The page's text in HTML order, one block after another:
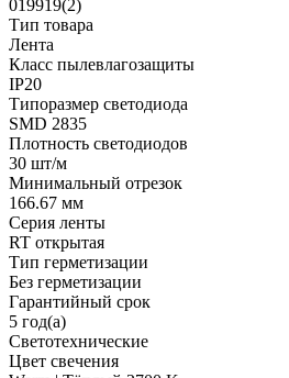
019919(2)
Тип товара
Лента
Класс пылевлагозащиты
IP20
Типоразмер светодиода
SMD 2835
Плотность светодиодов
30 шт/м
Минимальный отрезок
166.67 мм
Серия ленты
RT открытая
Тип герметизации
Без герметизации
Гарантийный срок
5 год(а)
Светотехнические
Цвет свечения